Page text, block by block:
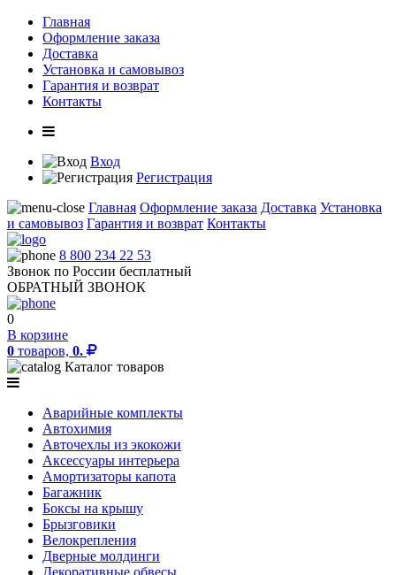
Главная
Оформление заказа
Доставка
Установка и самовывоз
Гарантия и возврат
Контакты
Вход
Регистрация
Главная Оформление заказа Доставка Установка
и самовывоз Гарантия и возврат Контакты
8 800 234 22 53
Звонок по России бесплатный
ОБРАТНЫЙ ЗВОНОК
0
В корзине
0 товаров, 0.
Каталог товаров
Аварийные комплекты
Автохимия
Авточехлы из экокожи
Аксессуары интерьера
Амортизаторы капота
Багажник
Боксы на крышу
Брызговики
Велокрепления
Дверные молдинги
Декоративные обвесы